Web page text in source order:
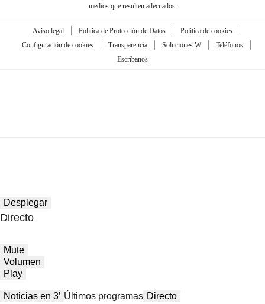
medios que resulten adecuados.
Aviso legal Política de Protección de Datos
Política de cookies
Configuración de cookies
Transparencia Soluciones W
Teléfonos
Escríbanos
Desplegar
Directo
Mute
Volumen
Play
Noticias en 3′ Últimos programas Directo